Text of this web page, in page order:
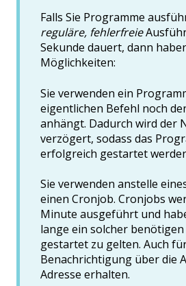
Falls Sie Programme
reguläre, fehlerfreie
Sekunde dauert, dann
Möglichkeiten:
Sie verwenden ein
eigentlichen Befehl noch
anhängt. Dadurch wird der
verzögert, sodass das
erfolgreich gestartet
Sie verwenden anstelle
einen Cronjob. Cronjobs
Minute ausgeführt und
lange ein solcher
gestartet zu gelten. Auch
Benachrichtigung über die
Adresse erhalten.